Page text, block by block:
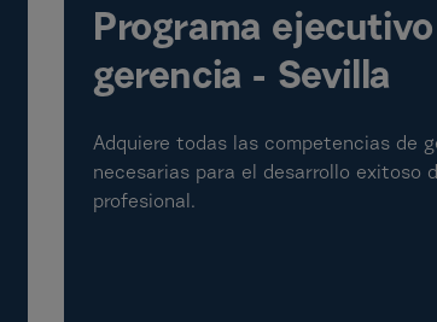
Programa
gerencia - Sevilla
Adquiere todas las competencias de
necesarias para el desarrollo exitoso
profesional.